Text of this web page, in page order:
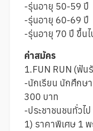
-รุ่นอายุ 50-59 ปี
-รุ่นอายุ 60-69 ปี
-รุ่นอายุ 70 ปี ขึ้นไ
ค่าสมัคร
1.FUN RUN (ฟัน
-นักเรียน นักศึกษ
300 บาท
-ประชาชนชนทั่วไ
1) ราคาพิเศษ 1